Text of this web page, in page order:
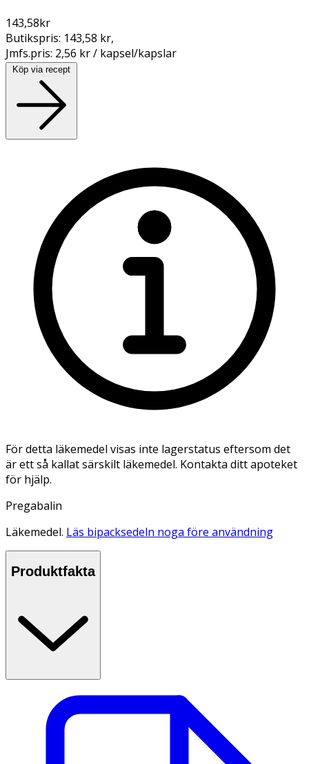
143,58kr
Butikspris: 143,58 kr,
Jmfs.pris: 2,56 kr / kapsel/kapslar
Köp via recept
För detta läkemedel visas inte lagerstatus eftersom det
är ett så kallat särskilt läkemedel. Kontakta ditt apoteket
för hjälp.
Pregabalin
Läkemedel. Läs bipacksedeln noga före användning
Produktfakta